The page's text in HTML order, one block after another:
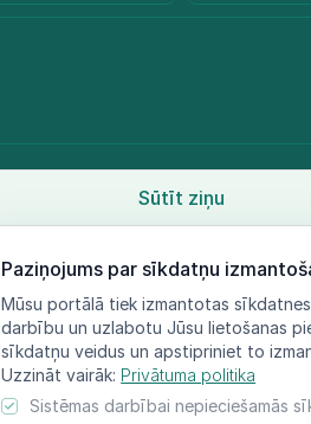
Paziņojums par sīkdatņu
Mūsu portālā tiek izmantotas
darbību un uzlabotu Jūsu lietošanas
sīkdatņu veidus un apstipriniet to
Uzzināt vairāk: Privātuma politika
Sistēmas darbībai nepieciešamās
Sūtīt ziņu